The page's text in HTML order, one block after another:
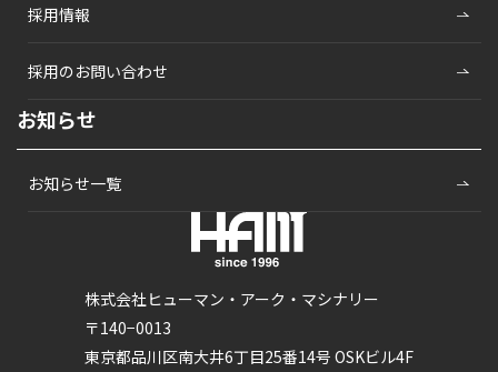
株式会社ヒューマン・アーク・マシナリー
〒140−0013
東京都品川区南大井6丁目25番14号 OSKビル4F
採用情報
採用のお問い合わせ
お知らせ
お知らせ一覧